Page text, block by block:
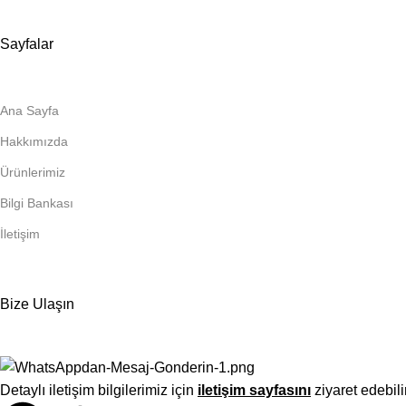
Sayfalar
Ana Sayfa
Hakkımızda
Ürünlerimiz
Bilgi Bankası
İletişim
Bize Ulaşın
Detaylı iletişim bilgilerimiz için iletişim sayfasını ziyaret